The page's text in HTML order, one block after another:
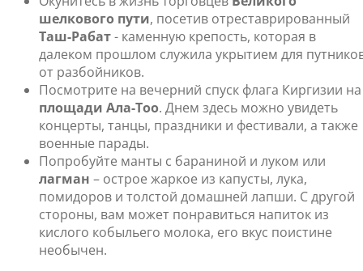
шелкового пути, посетив отреставрированный
Таш-Рабат- каменную крепость, которая в
далеком прошлом служила укрытием для
от разбойников.
Посмотрите на вечерний спуск флага Киргизии на
площади Ала-Тоо. Днем здесь можно увидеть
концерты, танцы, праздники и фестивали, а также
военные парады.
Попробуйте манты с бараниной и луком или
лагман – острое жаркое из капусты, лука,
помидоров и толстой домашней лапши. С другой
стороны, вам может понравиться напиток из
кислого кобыльего молока, его вкус поистине
необычен.